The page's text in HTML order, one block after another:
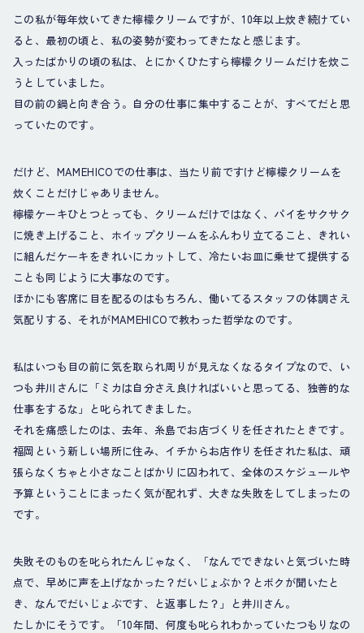
この私が毎年炊いてきた檸檬クリームですが、10年以上炊き続けてい
ると、最初の頃と、私の姿勢が変わってきたなと感じます。
入ったばかりの頃の私は、とにかくひたすら檸檬クリームだけを炊こ
うとしていました。
目の前の鍋と向き合う。自分の仕事に集中することが、すべてだと思
っていたのです。
だけど、MAMEHICOでの仕事は、当たり前ですけど檸檬クリームを
炊くことだけじゃありません。
檸檬ケーキひとつとっても、クリームだけではなく、パイをサクサク
に焼き上げること、ホイップクリームをふんわり立てること、きれい
に組んだケーキをきれいにカットして、冷たいお皿に乗せて提供する
ことも同じように大事なのです。
ほかにも客席に目を配るのはもちろん、働いてるスタッフの体調さえ
気配りする、それがMAMEHICOで教わった哲学なのです。
私はいつも目の前に気を取られ周りが見えなくなるタイプなので、い
つも井川さんに「ミカは自分さえ良ければいいと思ってる、独善的な
仕事をするな」と叱られてきました。
それを痛感したのは、去年、糸島でお店づくりを任されたときです。
福岡という新しい場所に住み、イチからお店作りを任された私は、頑
張らなくちゃと小さなことばかりに囚われて、全体のスケジュールや
予算ということにまったく気が配れず、大きな失敗をしてしまったの
です。
失敗そのものを叱られたんじゃなく、「なんでできないと気づいた時
点で、早めに声を上げなかった？だいじょぶか？とボクが聞いたと
き、なんでだいじょぶです、と返事した？」と井川さん。
たしかにそうです。「10年間、何度も叱られわかっていたつもりなの